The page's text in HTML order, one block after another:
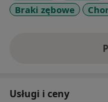
Braki zębowe
Usługi i ceny